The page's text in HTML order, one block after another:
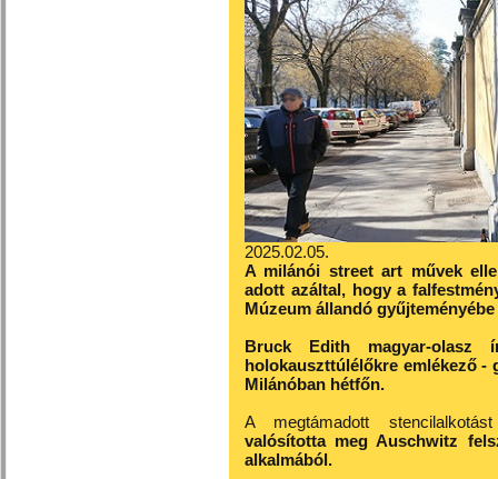
2025.02.05.
A milánói street art művek
adott azáltal, hogy a
Múzeum állandó
Bruck Edith magyar-
holokauszttúlélőkre emlékező -
Milánóban hétfőn.
A megtámadott
valósította meg Auschwitz
alkalmából.